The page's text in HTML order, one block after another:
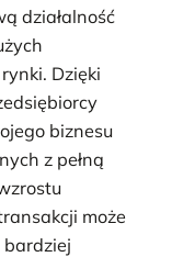
działalność
Dzięki
biznesu
z pełną
może